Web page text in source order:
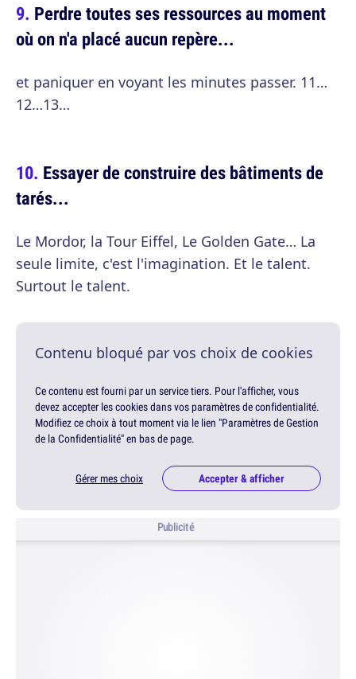
Perdre toutes ses ressources au moment
où on n'a placé aucun repère...
et paniquer en voyant les minutes passer. 11…
12…13…
Essayer de construire des bâtiments de
tarés...
Le Mordor, la Tour Eiffel, Le Golden Gate… La
seule limite, c'est l'imagination. Et le talent.
Surtout le talent.
Contenu bloqué par vos choix de cookies
Ce contenu est fourni par un service tiers. Pour l'afficher, vous
devez accepter les cookies dans vos paramètres de confidentialité.
Modifiez ce choix à tout moment via le lien "Paramètres de Gestion
de la Confidentialité" en bas de page.
Gérer mes choix Accepter & afficher
Publicité